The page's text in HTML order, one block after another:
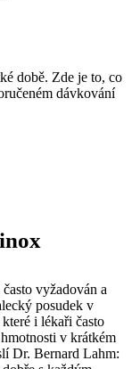
době. Zde je to, co
dávkování
vyžadován a
posudek v
i lékaři často
v krátkém
Dr. Bernard Lahm: